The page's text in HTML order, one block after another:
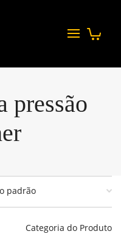
pressão
Categoria do Produto